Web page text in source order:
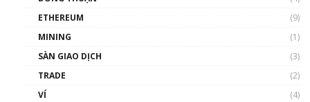
Phổ cập Blockchain
thống & Crypto qua các cuộc chiến | Phổ cập
ETHEREUM
(9)
MINING
(1)
SÀN GIAO DỊCH
(3)
TRADE
(2)
VÍ
(4)